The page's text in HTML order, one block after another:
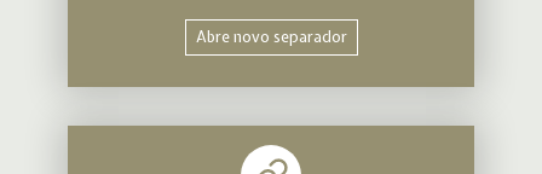
Abre novo separador